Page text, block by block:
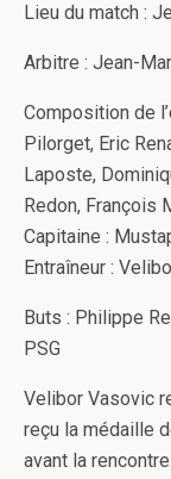
Lieu du match :
Arbitre : Jean-
Composition de
Pilorget, Eric
Laposte,
Redon, François
Capitaine :
Entraîneur :
Buts : Philippe
PSG
Velibor Vasovic
reçu la médaille
avant la